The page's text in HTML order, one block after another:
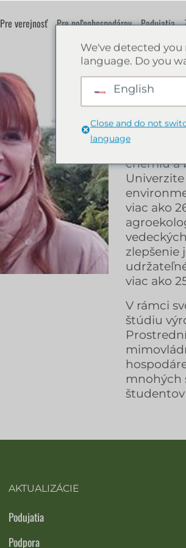
Pre verejnosť Pre poľnohospodárov Podujatia
Dr.
Dr.
Ústavu
chémiu a
viac ako
zlepšenie
viac ako
V rámci
štúdiu
mnohých
študentov
AKTUALIZÁCIE
Podujatia
Podpora
We've detected
language. Do you
English
Close and do not
language